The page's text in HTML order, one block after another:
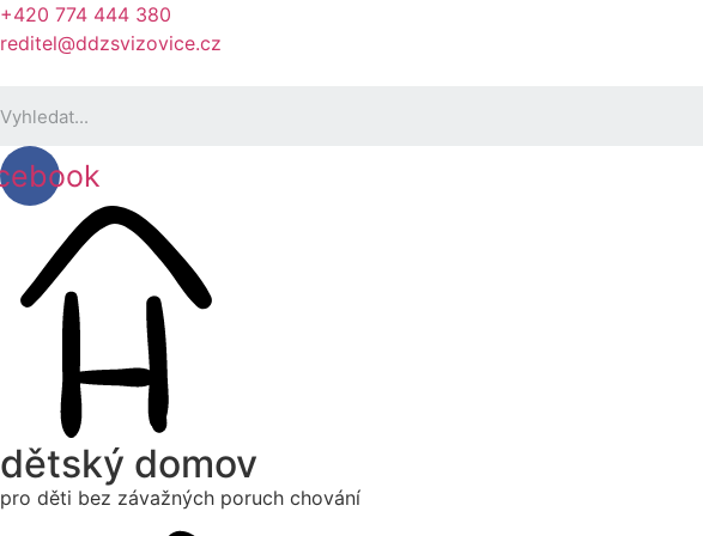
+420 774 444 380
reditel@ddzsvizovice.cz
dětský domov
pro děti bez závažných poruch chování